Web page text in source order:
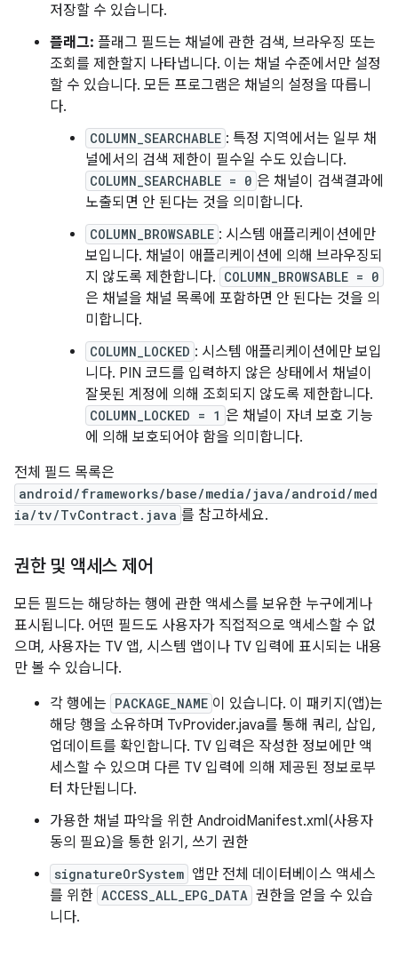
저장할 수 있습니다.
플래그: 플래그 필드는 채널에 관한 검색, 브라우징 또는
조회를 제한할지 나타냅니다. 이는 채널 수준에서만 설정
할 수 있습니다. 모든 프로그램은 채널의 설정을 따릅니
다.
COLUMN_SEARCHABLE : 특정 지역에서는 일부 채
널에서의 검색 제한이 필수일 수도 있습니다.
COLUMN_SEARCHABLE = 0 은 채널이 검색결과에
노출되면 안 된다는 것을 의미합니다.
COLUMN_BROWSABLE : 시스템 애플리케이션에만
보입니다. 채널이 애플리케이션에 의해 브라우징되
지 않도록 제한합니다. COLUMN_BROWSABLE = 0
은 채널을 채널 목록에 포함하면 안 된다는 것을 의
미합니다.
COLUMN_LOCKED : 시스템 애플리케이션에만 보입
니다. PIN 코드를 입력하지 않은 상태에서 채널이
잘못된 계정에 의해 조회되지 않도록 제한합니다.
COLUMN_LOCKED = 1 은 채널이 자녀 보호 기능
에 의해 보호되어야 함을 의미합니다.
전체 필드 목록은
android/frameworks/base/media/java/android/med
ia/tv/TvContract.java 를 참고하세요.
권한 및 액세스 제어
모든 필드는 해당하는 행에 관한 액세스를 보유한 누구에게나
표시됩니다. 어떤 필드도 사용자가 직접적으로 액세스할 수 없
으며, 사용자는 TV 앱, 시스템 앱이나 TV 입력에 표시되는 내용
만 볼 수 있습니다.
각 행에는 PACKAGE_NAME 이 있습니다. 이 패키지(앱)는
해당 행을 소유하며 TvProvider.java를 통해 쿼리, 삽입,
업데이트를 확인합니다. TV 입력은 작성한 정보에만 액
세스할 수 있으며 다른 TV 입력에 의해 제공된 정보로부
터 차단됩니다.
가용한 채널 파악을 위한 AndroidManifest.xml(사용자
동의 필요)을 통한 읽기, 쓰기 권한
signatureOrSystem 앱만 전체 데이터베이스 액세스
를 위한 ACCESS_ALL_EPG_DATA 권한을 얻을 수 있습
니다.